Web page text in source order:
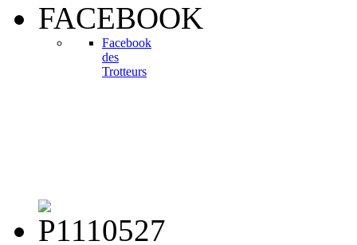
FACEBOOK
Facebook
des
Trotteurs